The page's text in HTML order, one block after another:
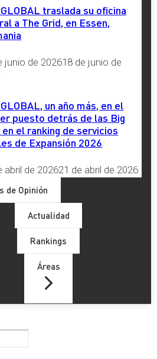
traslada su oficina
a The Grid, en Essen,
junio de 202618 de junio de
un año más, en el
puesto detrás de las Big
en el ranking de servicios
de Expansión 2026
abril de 202621 de abril de 2026
de Opinión
Actualidad
Rankings
Áreas